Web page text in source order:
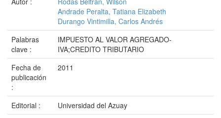
Andrade Peralta, Tatiana Elizabeth
Durango Vintimilla, Carlos Andrés
Palabras
clave :
IMPUESTO AL VALOR AGREGADO-
IVA;CREDITO TRIBUTARIO
Fecha de
publicación
:
2011
Editorial :
Universidad del Azuay